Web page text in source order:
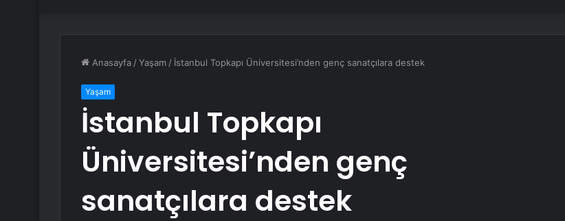
Anasayfa /Yaşam / İstanbul Topkapı Üniversitesi’nden genç sanatçılara destek
Yaşam
İstanbul Topkapı
Üniversitesi’nden genç
sanatçılara destek